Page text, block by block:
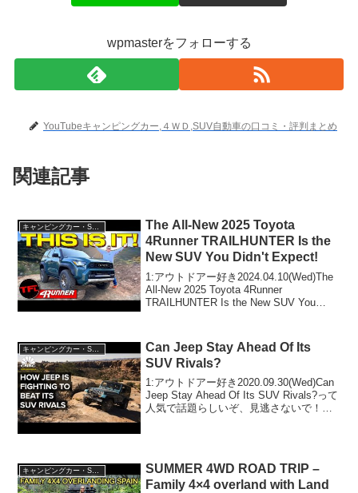
wpmasterをフォローする
YouTubeキャンピングカー,４ＷＤ,SUV自動車の口コミ・評判まとめ
関連記事
キャンピングカー・SUV人気車種
The All-New 2025 Toyota
4Runner TRAILHUNTER Is the
New SUV You Didn't Expect!
1:アウトドアー好き2024.04.10(Wed)The
All-New 2025 Toyota 4Runner
TRAILHUNTER Is the New SUV You
Can Jeep Stay Ahead Of Its
SUV Rivals?
1:アウトドアー好き2020.09.30(Wed)Can
Jeep Stay Ahead Of Its SUV Rivals?って
人気で話題らしいぞ、見逃さないで！！
キャンピングカー・SUV人気車種
SUMMER 4WD ROAD TRIP –
Family 4×4 overland with Land